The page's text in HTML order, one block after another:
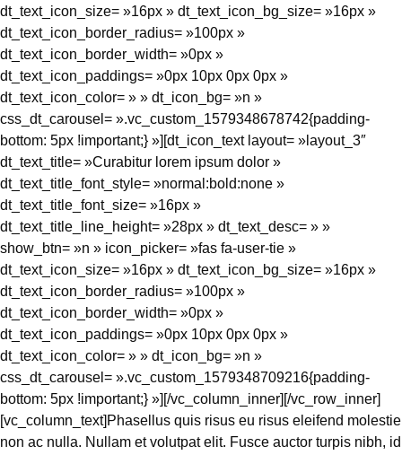
dt_text_icon_size= »16px » dt_text_icon_bg_size= »16px »
dt_text_icon_border_radius= »100px »
dt_text_icon_border_width= »0px »
dt_text_icon_paddings= »0px 10px 0px 0px »
dt_text_icon_color= » » dt_icon_bg= »n »
css_dt_carousel= ».vc_custom_1579348678742{padding-
bottom: 5px !important;} »][dt_icon_text layout= »layout_3″
dt_text_title= »Curabitur lorem ipsum dolor »
dt_text_title_font_style= »normal:bold:none »
dt_text_title_font_size= »16px »
dt_text_title_line_height= »28px » dt_text_desc= » »
show_btn= »n » icon_picker= »fas fa-user-tie »
dt_text_icon_size= »16px » dt_text_icon_bg_size= »16px »
dt_text_icon_border_radius= »100px »
dt_text_icon_border_width= »0px »
dt_text_icon_paddings= »0px 10px 0px 0px »
dt_text_icon_color= » » dt_icon_bg= »n »
css_dt_carousel= ».vc_custom_1579348709216{padding-
bottom: 5px !important;} »][/vc_column_inner][/vc_row_inner]
[vc_column_text]Phasellus quis risus eu risus eleifend molestie
non ac nulla. Nullam et volutpat elit. Fusce auctor turpis nibh, id